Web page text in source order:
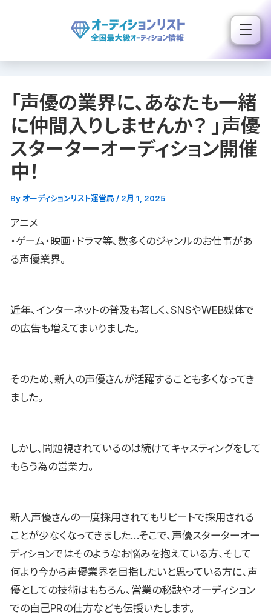
ス
「声優の業界に、あなたも一緒
に仲間入りしませんか？ 」声優
スターターオーディション開催
中！
By オーディションリスト運営局 / 2月 1, 2025
アニメ
・ゲーム・映画・ドラマ等、数多くのジャンルのお仕事があ
る声優業界。
近年、インターネットの普及も著しく、SNSやWEB媒体で
の広告も増えてまいりました。
そのため、新人の声優さんが活躍することも多くなってき
ました。
しかし、問題視されているのは続けてキャスティングをして
もらう為の営業力。
新人声優さんの一度採用されてもリピートで採用される
ことが少なくなってきました…そこで、声優スターターオー
ディションではそのようなお悩みを抱えている方、そして
何より今から声優業界を目指したいと思っている方に、声
優としての技術はもちろん、営業の秘訣やオーディション
での自己PRの仕方なども伝授いたします。